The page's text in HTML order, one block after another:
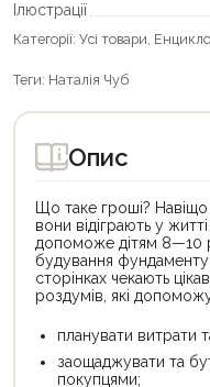
Ілюстрації
Категорії: Усі товари,
Теги: Наталія Чуб
Опис
Що таке гроші? Навіщо
вони відіграють у
допоможе дітям 8—10
будування фундаменту
сторінках чекають
роздумів, які
планувати витрати
заощаджувати та
покупцями;